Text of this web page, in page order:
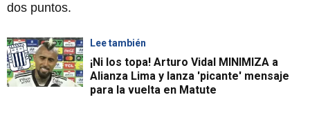
dos puntos.
Lee también
¡Ni los topa! Arturo Vidal MINIMIZA a
Alianza Lima y lanza 'picante' mensaje
para la vuelta en Matute